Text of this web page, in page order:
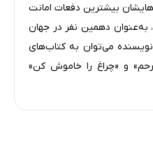
بیشترین دفعات امانت
به‌عنوان دهمین نفر در جهان
نویسنده می‌توان به کتاب‌های
بی‌رحم» و «چراغ را خاموش کن»